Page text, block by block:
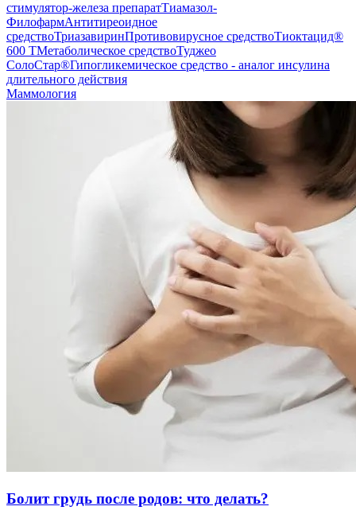
стимулятор-железа препаратТиамазол-
ФилофармАнтитиреоидное
средствоТриазавиринПротивовирусное средствоТиоктацид®
600 ТМетаболическое средствоТуджео
СолоСтар®Гипогликемическое средство - аналог инсулина
длительного действия
Маммология
Болит грудь после родов: что делать?